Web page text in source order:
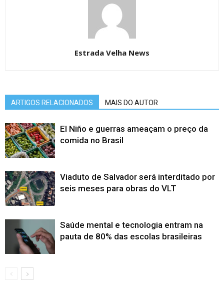
Estrada Velha News
ARTIGOS RELACIONADOS MAIS DO AUTOR
El Niño e guerras ameaçam o preço da
comida no Brasil
Viaduto de Salvador será interditado por
seis meses para obras do VLT
Saúde mental e tecnologia entram na
pauta de 80% das escolas brasileiras